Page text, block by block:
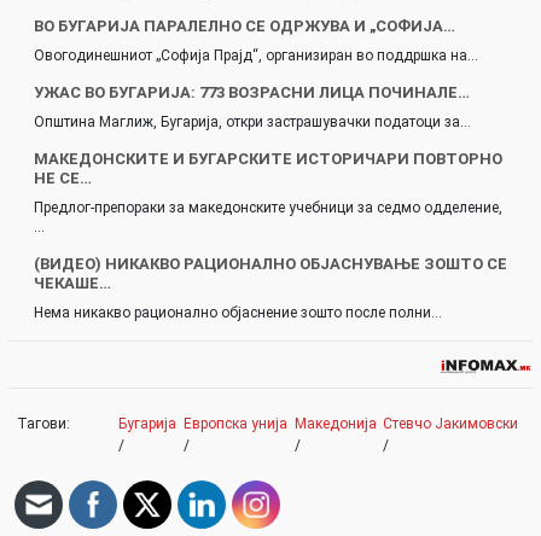
ВО БУГАРИЈА ПАРАЛЕЛНО СЕ ОДРЖУВА И „СОФИЈА…
Овогодинешниот „Софија Прајд“, организиран во поддршка на…
УЖАС ВО БУГАРИЈА: 773 ВОЗРАСНИ ЛИЦА ПОЧИНАЛЕ…
Општина Маглиж, Бугарија, откри застрашувачки податоци за…
МАКЕДОНСКИТЕ И БУГАРСКИТЕ ИСТОРИЧАРИ ПОВТОРНО
НЕ СЕ…
Предлог-препораки за македонските учебници за седмо одделение,
…
(ВИДЕО) НИКАКВО РАЦИОНАЛНО ОБЈАСНУВАЊЕ ЗОШТО СЕ
ЧЕКАШЕ…
Нема никакво рационално објаснение зошто после полни…
Тагови:
Бугарија
/
Европска унија
/
Македонија
/
Стевчо Јакимовски
/